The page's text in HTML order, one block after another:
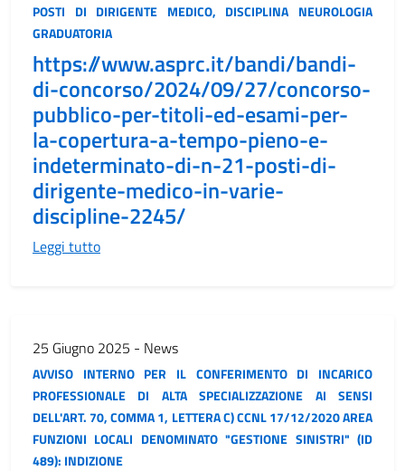
POSTI DI DIRIGENTE MEDICO, DISCIPLINA NEUROLOGIA
GRADUATORIA
https://www.asprc.it/bandi/bandi-
di-concorso/2024/09/27/concorso-
pubblico-per-titoli-ed-esami-per-
la-copertura-a-tempo-pieno-e-
indeterminato-di-n-21-posti-di-
dirigente-medico-in-varie-
discipline-2245/
Leggi tutto
25 Giugno 2025 - News
AVVISO INTERNO PER IL CONFERIMENTO DI INCARICO
PROFESSIONALE DI ALTA SPECIALIZZAZIONE AI SENSI
DELL'ART. 70, COMMA 1, LETTERA C) CCNL 17/12/2020 AREA
FUNZIONI LOCALI DENOMINATO "GESTIONE SINISTRI" (ID
489): INDIZIONE